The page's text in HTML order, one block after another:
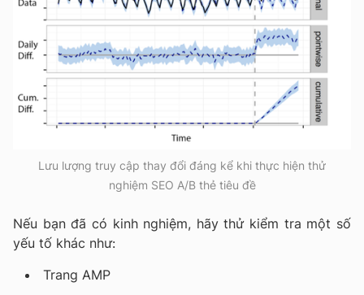
Lưu lượng truy cập thay đổi đáng kể khi thực hiện thử
nghiệm SEO A/B thẻ tiêu đề
Nếu bạn đã có kinh nghiệm, hãy thử kiểm tra một số
yếu tố khác như:
Trang AMP